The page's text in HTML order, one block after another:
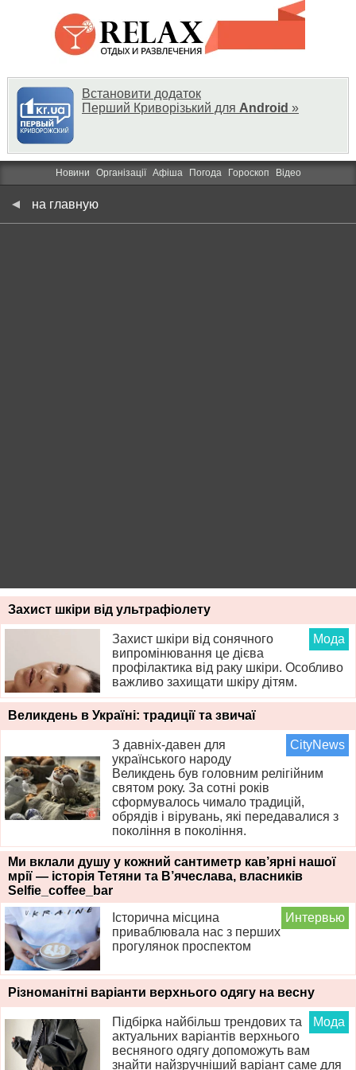
Встановити додаток
Перший Криворізький для Android »
Новини Організації Афіша Погода Гороскоп Відео
на главную
Захист шкіри від ультрафіолету
Мода
Захист шкіри від сонячного
випромінювання це дієва
профілактика від раку шкіри. Особливо
важливо захищати шкіру дітям.
Великдень в Україні: традиції та звичаї
CityNews
З давніх-давен для
українського народу
Великдень був головним релігійним
святом року. За сотні років
сформувалось чимало традицій,
обрядів і вірувань, які передавалися з
покоління в покоління.
Ми вклали душу у кожний сантиметр кав’ярні нашої
мрії — історія Тетяни та В’ячеслава, власників
Selfie_coffee_bar
Интервью
Історична місцина
приваблювала нас з перших
прогулянок проспектом
Різноманітні варіанти верхнього одягу на весну
Мода
Підбірка найбільш трендових та
актуальних варіантів верхнього
весняного одягу допоможуть вам
знайти найзручніший варіант саме для